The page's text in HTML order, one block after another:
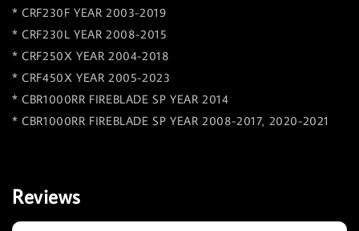
* CRF230F YEAR 2003-2019
* CRF230L YEAR 2008-2015
* CRF250X YEAR 2004-2018
* CRF450X YEAR 2005-2023
* CBR1000RR FIREBLADE SP YEAR 2014
* CBR1000RR FIREBLADE SP YEAR 2008-2017, 2020-2021
Reviews